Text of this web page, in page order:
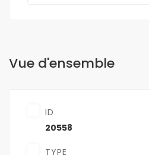
Vue d'ensemble
ID
20558
TYPE